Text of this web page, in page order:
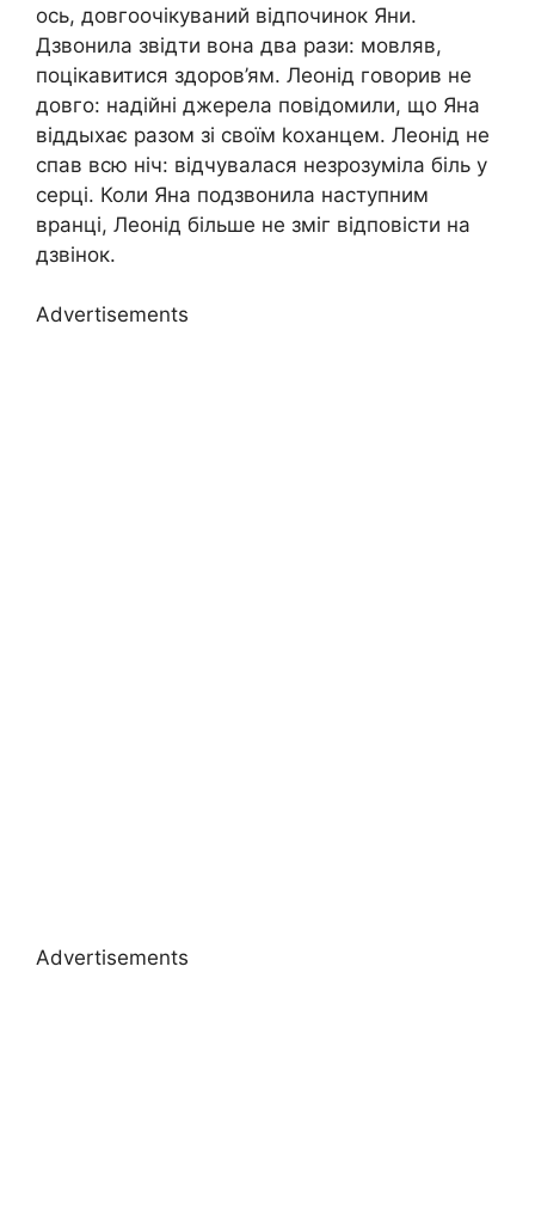
ось, довгоочікуваний відпочинок Яни.
Дзвонила звідти вона два рази: мовляв,
поцікавитися здоров’ям. Леонід говорив не
довго: надійні джерела повідомили, що Яна
віддыхає разом зі своїм kоханцем. Леонід не
спав всю ніч: відчувалася незрозуміла біль у
серці. Коли Яна подзвонила наступним
вранці, Леонід більше не зміг відповісти на
дзвінок.
Advertisements
Advertisements